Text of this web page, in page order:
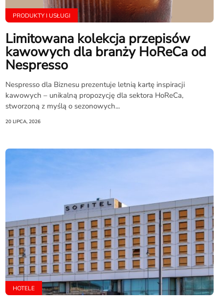
PRODUKTY I USŁUGI
Limitowana kolekcja przepisów
kawowych dla branży HoReCa od
Nespresso
Nespresso dla Biznesu prezentuje letnią kartę inspiracji
kawowych – unikalną propozycję dla sektora HoReCa,
stworzoną z myślą o sezonowych...
20 LIPCA, 2026
HOTELE